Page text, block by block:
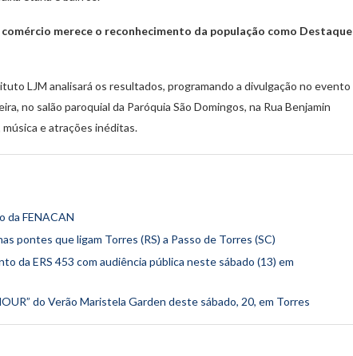
comércio merece o reconhecimento da população como Destaque
LJM analisará os resultados, programando a divulgação no evento
no salão paroquial da Paróquia São Domingos, na Rua Benjamin
e atrações inéditas.
da FENACAN
pontes que ligam Torres (RS) a Passo de Torres (SC)
da ERS 453 com audiência pública neste sábado (13) em
do Verão Maristela Garden deste sábado, 20, em Torres